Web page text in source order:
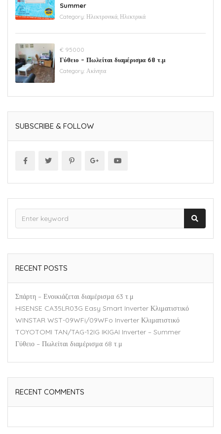
Summer
Category: Ηλεκτρονικά, Ηλεκτρικά
€ 95000
Γύθειο – Πωλείται διαμέρισμα 68 τ.μ
Category: Ακίνητα
SUBSCRIBE & FOLLOW
RECENT POSTS
Σπάρτη – Ενοικιάζεται διαμέρισμα 63 τ.μ
HISENSE CA35LR03G Easy Smart Inverter Κλιματιστικό
WINSTAR WST-09WFi/09WFo Inverter Κλιματιστικό
TOYOTOMI TAN/TAG-12IG IKIGAI Inverter – Summer
Γύθειο – Πωλείται διαμέρισμα 68 τ.μ
RECENT COMMENTS